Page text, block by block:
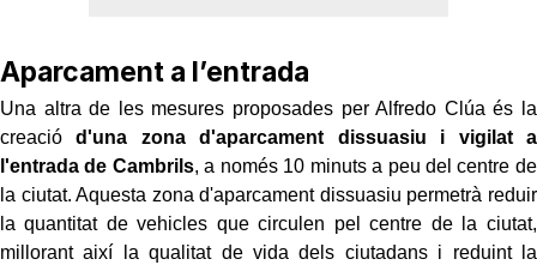
Aparcament a l’entrada
Una altra de les mesures proposades per Alfredo Clúa és la
creaciód'una zona d'aparcament dissuasiu i vigilat a
l'entrada de Cambrils, a només 10 minuts a peu del centre de
la ciutat. Aquesta zona d'aparcament dissuasiu permetrà reduir
la quantitat de vehicles que circulen pel centre de la ciutat,
millorant així la qualitat de vida dels ciutadans i reduint la